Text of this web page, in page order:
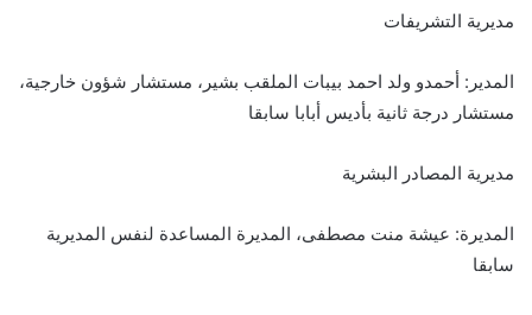
مديرية التشريفات
المدير: أحمدو ولد احمد بيبات الملقب بشير، مستشار شؤون خارجية،
مستشار درجة ثانية بأديس أبابا سابقا
مديرية المصادر البشرية
المديرة: عيشة منت مصطفى، المديرة المساعدة لنفس المديرية
سابقا